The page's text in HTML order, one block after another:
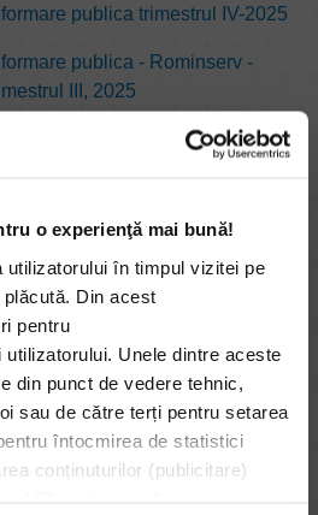
o experienţă mai bună!
utilizatorului în timpul vizitei pe
Din acest
pentru
Unele dintre aceste
din punct de vedere tehnic,
sau de către terți pentru setarea
întocmirea de statistici
conținuturilor (publicitare)
publica trimestrul IV-2025
publica - Rominserv -
III, 2025
PUBLICA-Rominserv-
PIS-Prahova/2025
de prevenire si reducere
PIS-Petromidia/2025
PUBLICA Rominserv-
I-2025
PUBLICA aferenta
al IV-lea 2024